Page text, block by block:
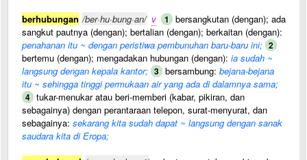
berhubungan /ber·hu·bung·an/ v 1 bersangkutan (dengan); ada
sangkut pautnya (dengan); bertalian (dengan); berkaitan (dengan):
penahanan itu ~ dengan peristiwa pembunuhan baru-baru ini; 2
bertemu (dengan); mengadakan hubungan (dengan): ia sudah ~
langsung dengan kepala kantor; 3 bersambung: bejana-bejana
itu ~ sehingga tinggi permukaan air yang ada di dalamnya sama;
4 tukar-menukar atau beri-memberi (kabar, pikiran, dan
sebagainya) dengan perantaraan telepon, surat-menyurat, dan
sebagainya: sekarang kita sudah dapat ~ langsung dengan sanak
saudara kita di Eropa;